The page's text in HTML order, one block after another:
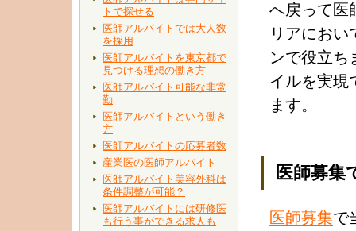
トで探せる
医師アルバイトでは大人数
を採用
医師アルバイトを東京都で
見つける理想の働き方
医師アルバイト可能な非常
勤
医師アルバイトという働き
方
医師アルバイトの応募者数
産業医の医師アルバイト
医師アルバイト美容外科は
条件調整が可能？
医師アルバイトには研修医
も行う事ができる求人も
へ戻って医
リアにお
ンで役立ち
イルを実現
ます。
医師募集
医師募集で